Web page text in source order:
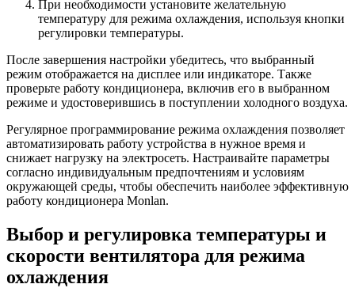
При необходимости установите желательную
температуру для режима охлаждения, используя кнопки
регулировки температуры.
После завершения настройки убедитесь, что выбранный
режим отображается на дисплее или индикаторе. Также
проверьте работу кондиционера, включив его в выбранном
режиме и удостоверившись в поступлении холодного воздуха.
Регулярное программирование режима охлаждения позволяет
автоматизировать работу устройства в нужное время и
снижает нагрузку на электросеть. Настраивайте параметры
согласно индивидуальным предпочтениям и условиям
окружающей среды, чтобы обеспечить наиболее эффективную
работу кондиционера Monlan.
Выбор и регулировка температуры и
скорости вентилятора для режима
охлаждения